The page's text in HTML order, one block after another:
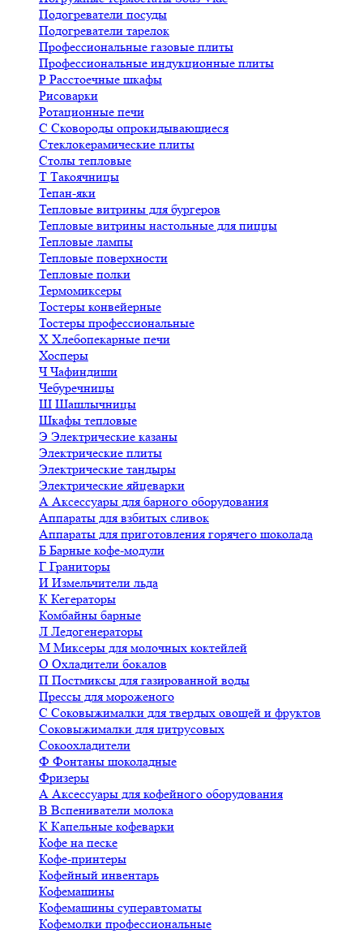
Подогреватели посуды
Подогреватели тарелок
Профессиональные газовые плиты
Профессиональные индукционные плиты
Р Расстоечные шкафы
Рисоварки
Ротационные печи
С Сковороды опрокидывающиеся
Стеклокерамические плиты
Столы тепловые
Т Такоячницы
Тепан-яки
Тепловые витрины для бургеров
Тепловые витрины настольные для пиццы
Тепловые лампы
Тепловые поверхности
Тепловые полки
Термомиксеры
Тостеры конвейерные
Тостеры профессиональные
Х Хлебопекарные печи
Хосперы
ЧЧафиндиши
Чебуречницы
Ш Шашлычницы
Шкафы тепловые
Э Электрические казаны
Электрические плиты
Электрические тандыры
Электрические яйцеварки
А Аксессуары для барного оборудования
Аппараты для взбитых сливок
Аппараты для приготовления горячего шоколада
Б Барные кофе-модули
Г Граниторы
И Измельчители льда
К Кегераторы
Комбайны барные
Л Ледогенераторы
М Миксеры для молочных коктейлей
О Охладители бокалов
П Постмиксы для газированной воды
Прессы для мороженого
С Соковыжималки для твердых овощей и фруктов
Соковыжималки для цитрусовых
Сокоохладители
Ф Фонтаны шоколадные
Фризеры
А Аксессуары для кофейного оборудования
В Вспениватели молока
К Капельные кофеварки
Кофе на песке
Кофе-принтеры
Кофейный инвентарь
Кофемашины
Кофемашины суперавтоматы
Кофемолки профессиональные